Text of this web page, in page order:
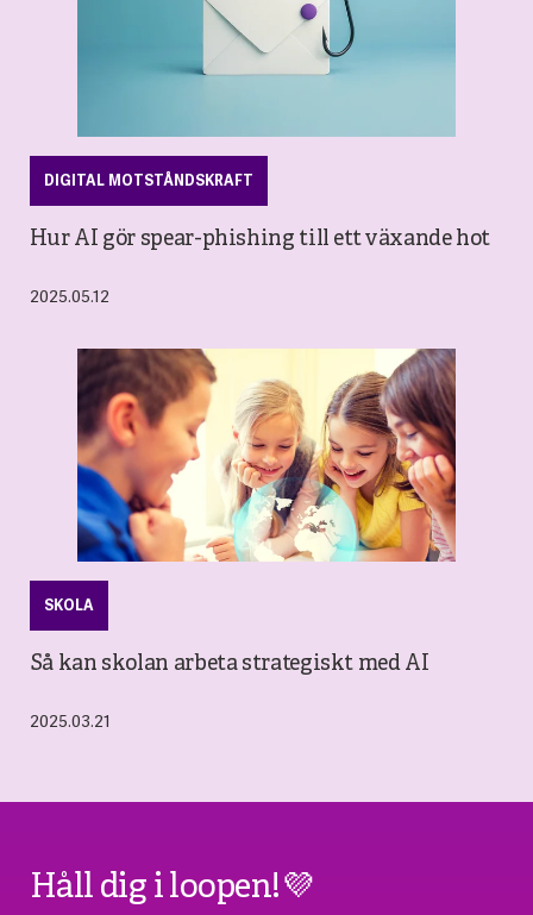
DIGITAL MOTSTÅNDSKRAFT
Hur AI gör spear-phishing till ett växande hot
2025.05.12
SKOLA
Så kan skolan arbeta strategiskt med AI
2025.03.21
Håll dig i loopen!💜